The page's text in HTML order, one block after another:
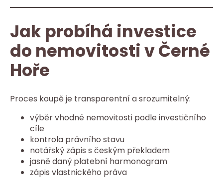
Jak probíhá investice
do nemovitosti v Černé
Hoře
Proces koupě je transparentní a srozumitelný:
výběr vhodné nemovitosti podle investičního
cíle
kontrola právního stavu
notářský zápis s českým překladem
jasně daný platební harmonogram
zápis vlastnického práva